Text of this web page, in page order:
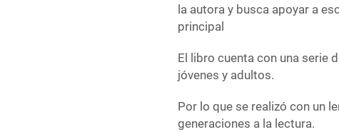
la autora y busca apoyar a
principal
El libro cuenta con una serie
jóvenes y adultos.
Por lo que se realizó con un
generaciones a la lectura.